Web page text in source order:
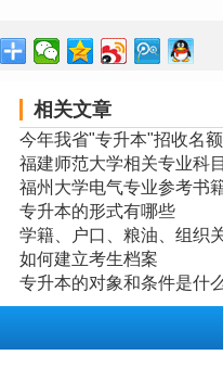
相关文章
今年我省"专升本"招收名
福建师范大学相关专业科
福州大学电气专业参考书
专升本的形式有哪些
学籍、户口、粮油、组织
如何建立考生档案
专升本的对象和条件是什